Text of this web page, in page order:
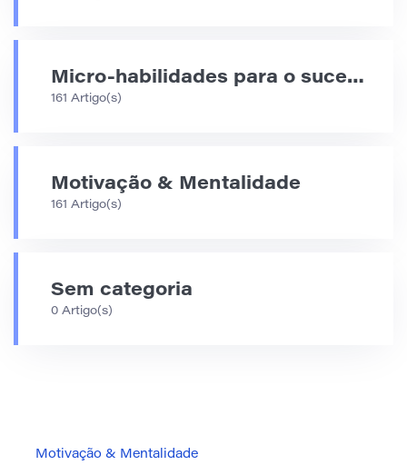
Micro-habilidades para o sucesso acadêmico
161 Artigo(s)
Motivação & Mentalidade
161 Artigo(s)
Sem categoria
0 Artigo(s)
Motivação & Mentalidade